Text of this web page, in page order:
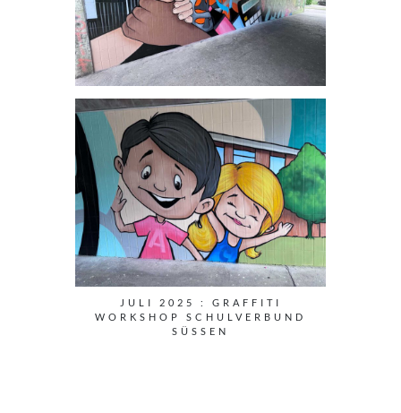
JULI 2025 : GRAFFITI
WORKSHOP SCHULVERBUND
SÜSSEN